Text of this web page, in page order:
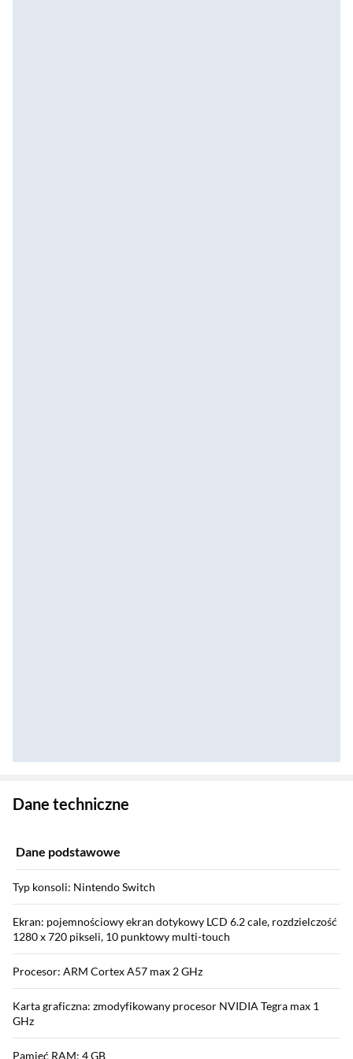
Dane techniczne
Dane podstawowe
Typ konsoli: Nintendo Switch
Ekran: pojemnościowy ekran dotykowy LCD 6.2 cale, rozdzielczość
1280 x 720 pikseli, 10 punktowy multi-touch
Procesor: ARM Cortex A57 max 2 GHz
Karta graficzna: zmodyfikowany procesor NVIDIA Tegra max 1
GHz
Pamięć RAM: 4 GB